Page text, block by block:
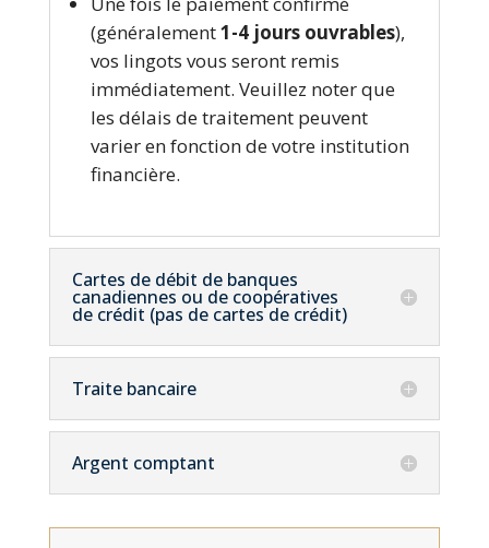
(généralement1-4 jours ouvrables),
vos lingots vous seront remis
immédiatement. Veuillez noter que
les délais de traitement peuvent
varier en fonction de votre institution
financière.
Cartes de débit de banques
canadiennes ou de coopératives
de crédit (pas de cartes de crédit)
Traite bancaire
Argent comptant